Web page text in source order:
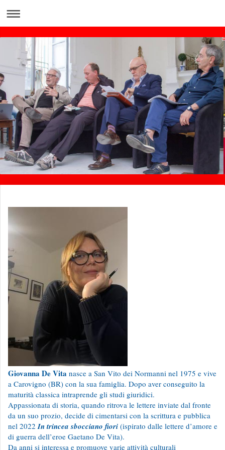
Giovanna De Vita nasce a San Vito dei Normanni nel 1975 e vive
a Carovigno (BR) con la sua famiglia. Dopo aver conseguito la
maturità classica intraprende gli studi giuridici.
Appassionata di storia, quando ritrova le lettere inviate dal fronte
da un suo prozio, decide di cimentarsi con la scrittura e pubblica
nel 2022In trincea sbocciano fiori (ispirato dalle lettere d’amore e
di guerra dell’eroe Gaetano De Vita).
Da anni si interessa e promuove varie attività culturali